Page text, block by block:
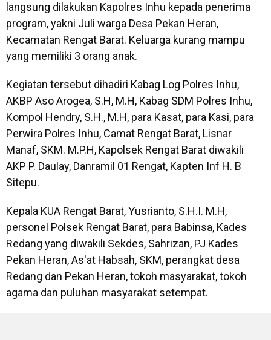
langsung dilakukan Kapolres Inhu kepada penerima
program, yakni Juli warga Desa Pekan Heran,
Kecamatan Rengat Barat. Keluarga kurang mampu
yang memiliki 3 orang anak.
Kegiatan tersebut dihadiri Kabag Log Polres Inhu,
AKBP Aso Arogea, S.H, M.H, Kabag SDM Polres Inhu,
Kompol Hendry, S.H., M.H, para Kasat, para Kasi, para
Perwira Polres Inhu, Camat Rengat Barat, Lisnar
Manaf, SKM. M.P.H, Kapolsek Rengat Barat diwakili
AKP P. Daulay, Danramil 01 Rengat, Kapten Inf H. B
Sitepu.
Kepala KUA Rengat Barat, Yusrianto, S.H.I. M.H,
personel Polsek Rengat Barat, para Babinsa, Kades
Redang yang diwakili Sekdes, Sahrizan, PJ Kades
Pekan Heran, As'at Habsah, SKM, perangkat desa
Redang dan Pekan Heran, tokoh masyarakat, tokoh
agama dan puluhan masyarakat setempat.